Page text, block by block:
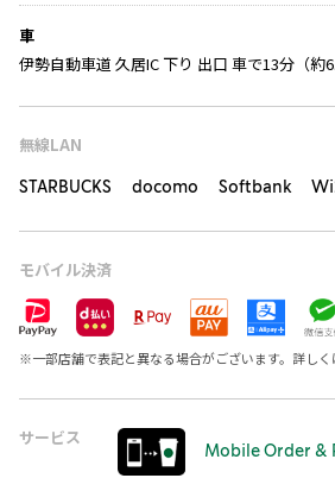
車
伊勢自動車道 久居IC 下り 出口 車で13分（約
無線LAN
STARBUCKS docomo Softbank
モバイル決済
※一部店舗で表記と異なる場合がございます。詳しく
サービス
Mobile Order &